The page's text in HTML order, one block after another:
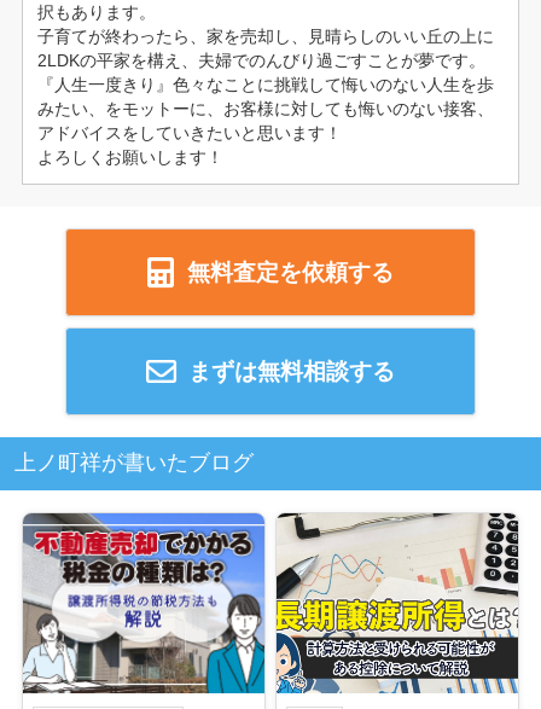
択もあります。
子育てが終わったら、家を売却し、見晴らしのいい丘の上に
2LDKの平家を構え、夫婦でのんびり過ごすことが夢です。
『人生一度きり』色々なことに挑戦して悔いのない人生を歩
みたい、をモットーに、お客様に対しても悔いのない接客、
アドバイスをしていきたいと思います！
よろしくお願いします！
無料査定を依頼する
まずは無料相談する
上ノ町祥が書いたブログ